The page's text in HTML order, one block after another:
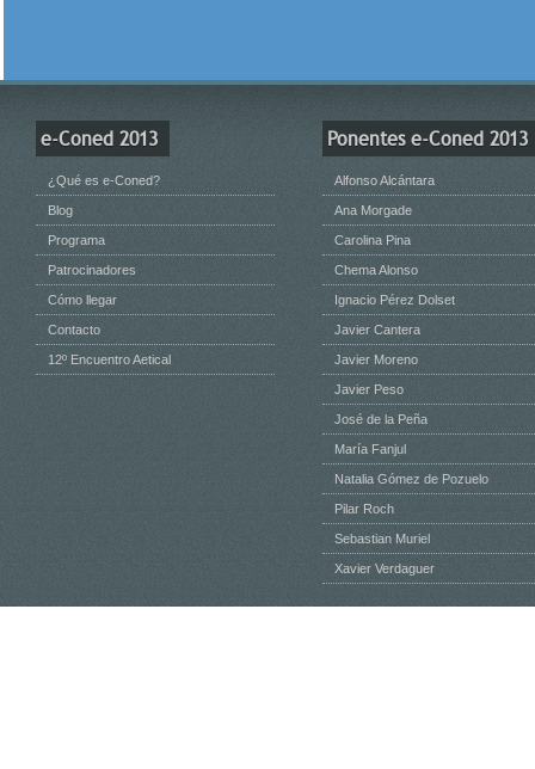
e-Coned 2013
¿Qué es e-Coned?
Blog
Programa
Patrocinadores
Cómo llegar
Contacto
12º Encuentro Aetical
Ponentes e-Coned 2013
Alfonso Alcántara
Ana Morgade
Carolina Pina
Chema Alonso
Ignacio Pérez Dolset
Javier Cantera
Javier Moreno
Javier Peso
José de la Peña
María Fanjul
Natalia Gómez de Pozuelo
Pilar Roch
Sebastian Muriel
Xavier Verdaguer